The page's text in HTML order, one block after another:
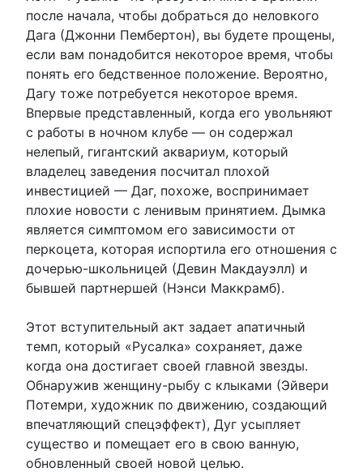
после начала, чтобы добраться до неловкого
Дага (Джонни Пембертон), вы будете прощены,
если вам понадобится некоторое время, чтобы
понять его бедственное положение. Вероятно,
Дагу тоже потребуется некоторое время.
Впервые представленный, когда его увольняют
с работы в ночном клубе — он содержал
нелепый, гигантский аквариум, который
владелец заведения посчитал плохой
инвестицией — Даг, похоже, воспринимает
плохие новости с ленивым принятием. Дымка
является симптомом его зависимости от
перкоцета, которая испортила его отношения с
дочерью-школьницей (Девин Макдауэлл) и
бывшей партнершей (Нэнси Маккрамб).
Этот вступительный акт задает апатичный
темп, который «Русалка» сохраняет, даже
когда она достигает своей главной звезды.
Обнаружив женщину-рыбу с клыками (Эйвери
Потемри, художник по движению, создающий
впечатляющий спецэффект), Дуг усыпляет
существо и помещает его в свою ванную,
обновленный своей новой целью.